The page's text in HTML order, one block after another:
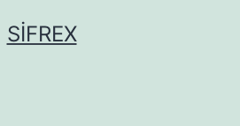
SIFREX